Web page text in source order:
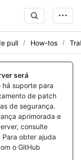
pull How-tos
será
há suporte para
de patch
de segurança.
aprimorada e
consulte
Para obter ajuda
o GitHub